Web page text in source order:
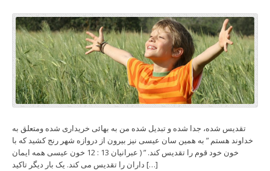
تقدیس شده، جدا شده و تبدیل شده من به بهائی خریداری شده ومتعلق به
خداوند هستم ” به همین سان عیسی نیز بیرون از دروازه شهر رنج کشید که با
خون خود قوم را تقدیس کند. ” ( عبرانیان 13 : 12 خون عیسی همه ایمان
داران را تقدیس می کند. یک بار دیگر تاکید […]